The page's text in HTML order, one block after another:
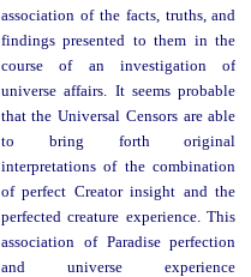
association of the facts, truths, and
findings presented to them in the
course of an investigation of
universe affairs. It seems probable
that the Universal Censors are able
to bring forth original
interpretations of the combination
of perfect Creator insight and the
perfected creature experience. This
association of Paradise perfection
and universe experience